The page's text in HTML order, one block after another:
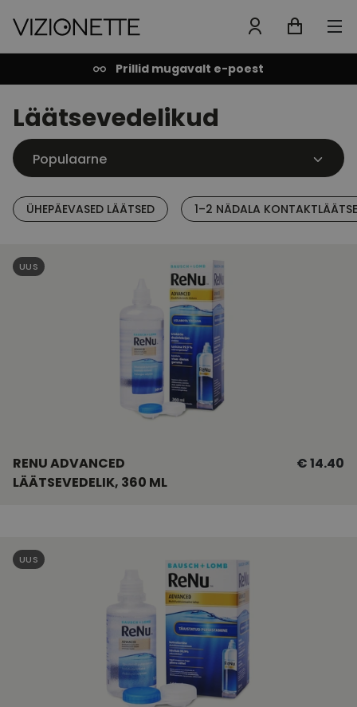
Prillid mugavalt e-poest
Läätsevedelikud
ÜHEPÄEVASED LÄÄTSED 1–2 NÄDALA
UUS
RENU ADVANCED
LÄÄTSEVEDELIK, 360 ML
€ 14.40
UUS